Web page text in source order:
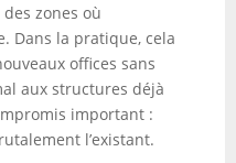
zones où
Dans la pratique, cela
offices sans
aux structures déjà
important :
l’existant.